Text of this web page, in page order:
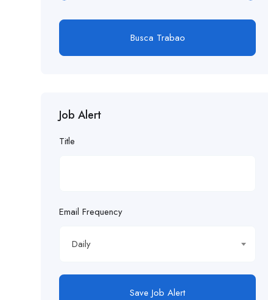
Busca Trabao
Job Alert
Title
Email Frequency
Daily
Save Job Alert